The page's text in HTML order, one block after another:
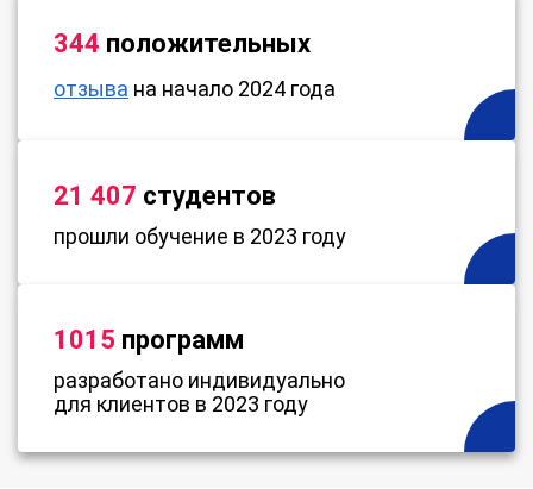
344 положительных
отзыва на начало 2024 года
21 407 студентов
прошли обучение в 2023 году
1015 программ
разработано индивидуально
для клиентов в 2023 году